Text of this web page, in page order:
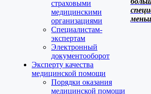
страховыми
медицинскими
организациями
Специалистам-
экспертам
Электронный
документооборот
Эксперту качества
медицинской помощи
Порядки оказания
медицинской помощи